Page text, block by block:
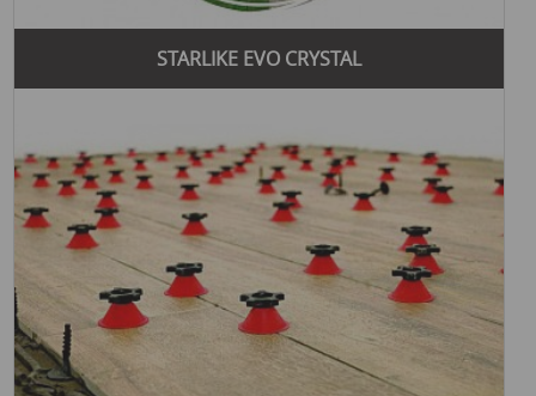
STARLIKE EVO CRYSTAL